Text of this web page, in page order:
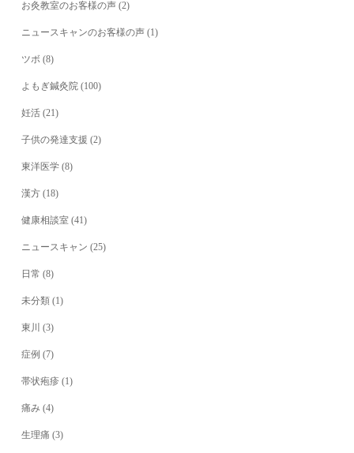
お灸教室のお客様の声 (2)
ニュースキャンのお客様の声 (1)
ツボ (8)
よもぎ鍼灸院 (100)
妊活 (21)
子供の発達支援 (2)
東洋医学 (8)
漢方 (18)
健康相談室 (41)
ニュースキャン (25)
日常 (8)
未分類 (1)
東川 (3)
症例 (7)
帯状疱疹 (1)
痛み (4)
生理痛 (3)